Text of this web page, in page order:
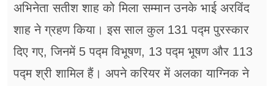
अभिनेता सतीश शाह को मिला सम्मान उनके भाई अरविंद
शाह ने ग्रहण किया। इस साल कुल 131 पद्म पुरस्कार
दिए गए, जिनमें 5 पद्म विभूषण, 13 पद्म भूषण और 113
पद्म श्री शामिल हैं। अपने करियर में अलका याग्निक ने